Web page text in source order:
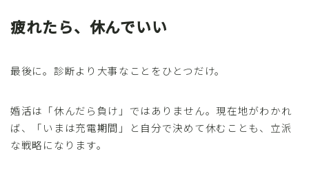
疲れたら、休んでいい
最後に。診断より大事なことをひとつだけ。
婚活は「休んだら負け」ではありません。現在地がわかれ
ば、「いまは充電期間」と自分で決めて休むことも、立派
な戦略になります。